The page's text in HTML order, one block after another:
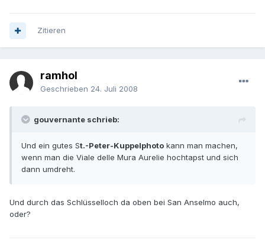
Zitieren
ramhol
Geschrieben 24. Juli 2008
gouvernante schrieb:
Und ein gutes St.-Peter-Kuppelphoto kann man machen,
wenn man die Viale delle Mura Aurelie hochtapst und sich
dann umdreht.
Und durch das Schlüsselloch da oben bei San Anselmo auch,
oder?